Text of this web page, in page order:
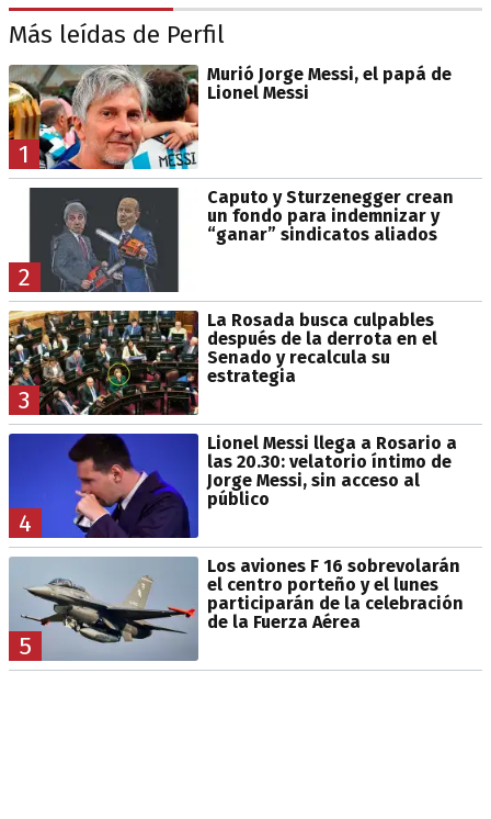
Más leídas de Perfil
1
Murió Jorge Messi, el papá de
Lionel Messi
2
Caputo y Sturzenegger crean
un fondo para indemnizar y
“ganar” sindicatos aliados
3
La Rosada busca culpables
después de la derrota en el
Senado y recalcula su
estrategia
4
Lionel Messi llega a Rosario a
las 20.30: velatorio íntimo de
Jorge Messi, sin acceso al
público
5
Los aviones F 16 sobrevolarán
el centro porteño y el lunes
participarán de la celebración
de la Fuerza Aérea